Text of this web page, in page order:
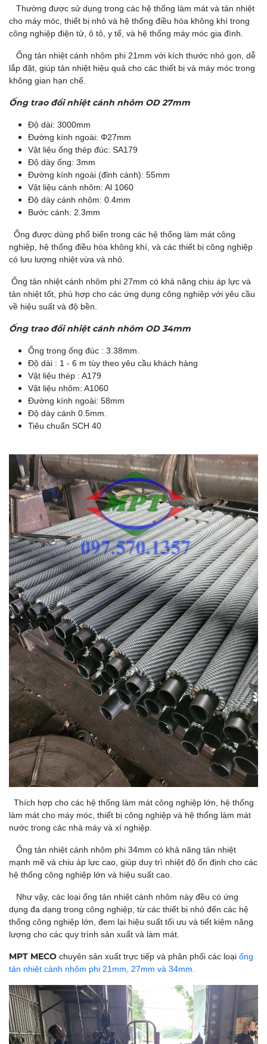
Thường được sử dụng trong các hệ thống làm mát và tản nhiệt
cho máy móc, thiết bị nhỏ và hệ thống điều hòa không khí trong
công nghiệp điện tử, ô tô, y tế, và hệ thống máy móc gia đình.
Ống tản nhiệt cánh nhôm phi 21mm với kích thước nhỏ gọn, dễ
lắp đặt, giúp tản nhiệt hiệu quả cho các thiết bị và máy móc trong
không gian hạn chế.
Ống trao đổi nhiệt cánh nhôm OD 27mm
Độ dài: 3000mm
Đường kính ngoài: Φ27mm
Vật liệu ống thép đúc: SA179
Độ dày ống: 3mm
Đường kính ngoài (đỉnh cánh): 55mm
Vật liệu cánh nhôm: Al 1060
Độ dày cánh nhôm: 0.4mm
Bước cánh: 2.3mm
Ống được dùng phổ biến trong các hệ thống làm mát công
nghiệp, hệ thống điều hòa không khí, và các thiết bị công nghiệp
có lưu lượng nhiệt vừa và nhỏ.
Ống tản nhiệt cánh nhôm phi 27mm có khả năng chịu áp lực và
tản nhiệt tốt, phù hợp cho các ứng dụng công nghiệp với yêu cầu
về hiệu suất và độ bền.
Ống trao đổi nhiệt cánh nhôm OD 34mm
Ống trong ống đúc : 3.38mm.
Độ dài : 1 - 6 m tùy theo yêu cầu khách hàng
Vật liệu thép : A179
Vật liệu nhôm: A1060
Đường kính ngoài: 58mm
Độ dày cánh 0.5mm.
Tiêu chuẩn SCH 40
Thích hợp cho các hệ thống làm mát công nghiệp lớn, hệ thống
làm mát cho máy móc, thiết bị công nghiệp và hệ thống làm mát
nước trong các nhà máy và xí nghiệp.
Ống tản nhiệt cánh nhôm phi 34mm có khả năng tản nhiệt
mạnh mẽ và chịu áp lực cao, giúp duy trì nhiệt độ ổn định cho các
hệ thống công nghiệp lớn và hiệu suất cao.
Như vậy, các loại ống tản nhiệt cánh nhôm này đều có ứng
dụng đa dạng trong công nghiệp, từ các thiết bị nhỏ đến các hệ
thống công nghiệp lớn, đem lại hiệu suất tối ưu và tiết kiệm năng
lượng cho các quy trình sản xuất và làm mát.
MPT MECO chuyên sản xuất trực tiếp và phân phối các loại ống
tản nhiệt cánh nhôm phi 21mm, 27mm và 34mm.